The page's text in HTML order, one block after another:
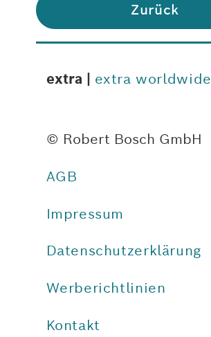
Zurück
extra | extra worldwide
© Robert Bosch GmbH
AGB
Impressum
Datenschutzerklärung
Werberichtlinien
Kontakt